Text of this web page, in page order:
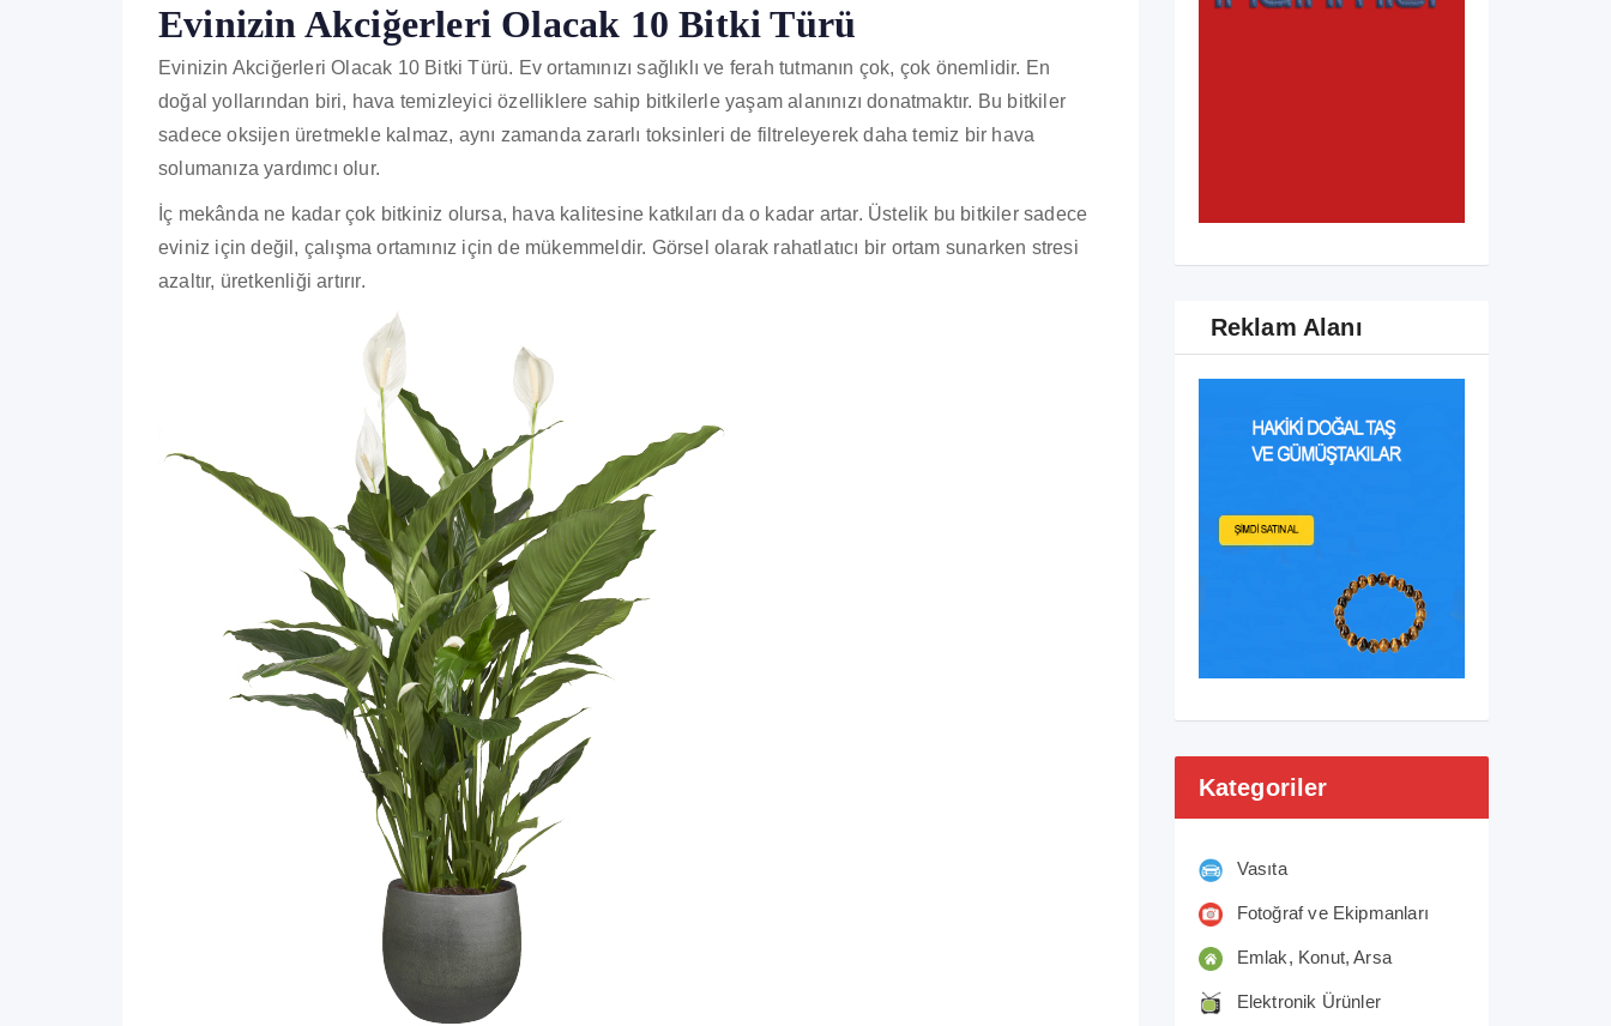
Evinizin Akciğerleri Olacak 10 Bitki Türü
Evinizin Akciğerleri Olacak 10 Bitki Türü. Ev ortamınızı sağlıklı ve ferah tutmanın çok, çok önemlidir. En
doğal yollarından biri, hava temizleyici özelliklere sahip bitkilerle yaşam alanınızı donatmaktır. Bu bitkiler
sadece oksijen üretmekle kalmaz, aynı zamanda zararlı toksinleri de filtreleyerek daha temiz bir hava
solumanıza yardımcı olur.
İç mekânda ne kadar çok bitkiniz olursa, hava kalitesine katkıları da o kadar artar. Üstelik bu bitkiler sadece
eviniz için değil, çalışma ortamınız için de mükemmeldir. Görsel olarak rahatlatıcı bir ortam sunarken stresi
azaltır, üretkenliği artırır.
Reklam Alanı
Kategoriler
Vasıta
Fotoğraf ve Ekipmanları
Emlak, Konut, Arsa
Elektronik Ürünler